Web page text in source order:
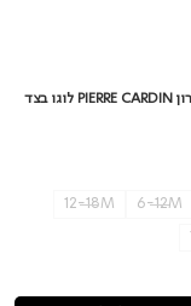
חולצת צווארון PIERRE CARDIN לוגו בצד
6-12M
12-18M